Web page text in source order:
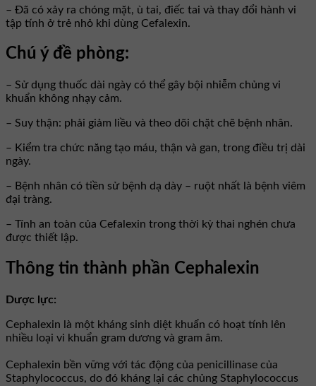
– Đã có xảy ra chóng mặt, ù tai, điếc tai và thay đổi hành vi
tập tính ở trẻ nhỏ khi dùng Cefalexin.
Chú ý đề phòng:
– Sử dụng thuốc dài ngày có thể gây bội nhiễm chủng vi
khuẩn không nhạy cảm.
– Suy thận: phải giảm liều và theo dõi chặt chẽ bệnh nhân.
– Kiểm tra chức năng tạo máu, thận và gan, trong điều trị dài
ngày.
– Bệnh nhân có tiền sử bệnh dạ dày – ruột nhất là bệnh viêm
đại tràng.
– Tính an toàn của Cefalexin trong thời kỳ thai nghén chưa
được thiết lập.
Thông tin thành phần Cephalexin
Dược lực:
Cephalexin là một kháng sinh diệt khuẩn có hoạt tính lên
nhiều loại vi khuẩn gram dương và gram âm.
Cephalexin bền vững với tác động của penicillinase của
Staphylococcus, do đó kháng lại các chủng Staphylococcus